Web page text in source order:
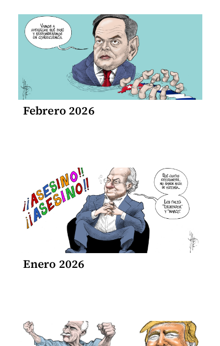
Febrero 2026
Enero 2026